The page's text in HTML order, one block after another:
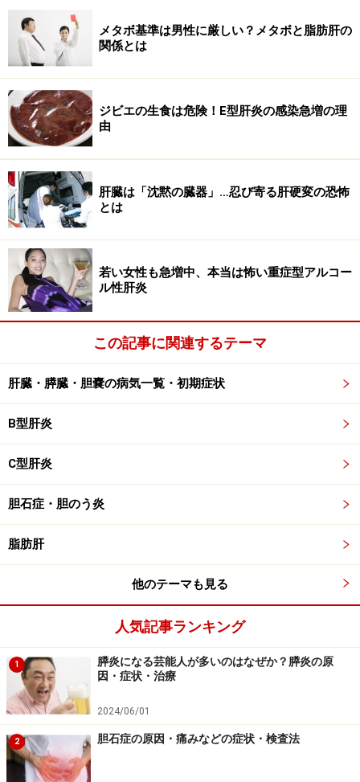
名スンベプラカプセル100mg）といいます。
ダクルインザ錠を1日1回、スンナプラカプセルを1日2
回、計24週間（約6か月）飲むだけで終了です。インタ
ーフェロンの注射に比べれば本当に簡単です。
「インターフェロン」と「C型肝炎経口新
薬」の副作用の違い
インターフェロンは直接ウイルスに作用するのではな
く、非特異的に抗ウイルスタンパク、免疫を誘導する作
用を有する薬です。インターフェロンの受容体は様々な
細胞にあるため、インフルエンザ様症状や発熱、骨髄抑
それに対して、ダクルインザとスンベプラはいずれも直
と呼ばれる薬剤です。ウイルスに直接作用するため副作
用は少なく、自覚症状は軽い鼻咽頭炎ぐらいです。ただ
し、肝機能異常をきたしやすいので定期的な血液検査が
必要になります。
C型肝炎新薬の治療効果は84.7％！
メタボ基準は男性に厳しい？メタボと脂肪肝の
関係とは
ジビエの生食は危険！E型肝炎の感染急増の理
由
肝臓は「沈黙の臓器」…忍び寄る肝硬変の恐怖
とは
若い女性も急増中、本当は怖い重症型アルコー
ル性肝炎
この記事に関連するテーマ
肝臓・膵臓・胆嚢の病気一覧・初期症状
B型肝炎
C型肝炎
胆石症・胆のう炎
脂肪肝
他のテーマも見る
人気記事ランキング
1
膵炎になる芸能人が多いのはなぜか？膵炎の原
因・症状・治療
2024/06/01
2 胆石症の原因・痛みなどの症状・検査法